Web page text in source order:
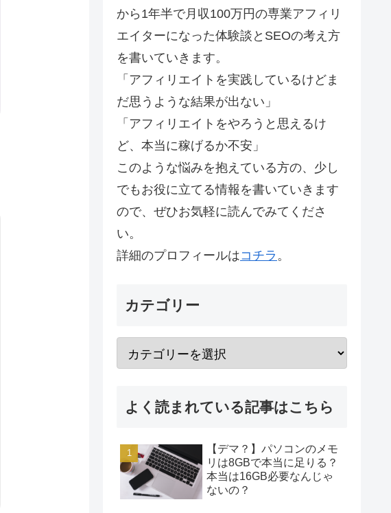
から1年半で月収100万円の専業アフィリ
エイターになった体験談とSEOの考え方
を書いていきます。
「アフィリエイトを実践しているけどま
だ思うような結果が出ない」
「アフィリエイトをやろうと思えるけ
ど、本当に稼げるか不安」
このような悩みを抱えている方の、少し
でもお役に立てる情報を書いていきます
ので、ぜひお気軽に読んでみてくださ
い。
詳細のプロフィールはコチラ 。
カテゴリー
よく読まれている記事はこちら
【デマ？】パソコンのメモ
リは8GBで本当に足りる？
本当は16GB必要なんじゃ
ないの？